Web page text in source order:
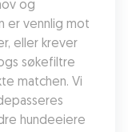
og
er vennlig mot
eller krever
søkefiltre
matchen. Vi
hundeeiere